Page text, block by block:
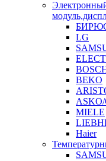
LG
BEKO
MIELE
Haier